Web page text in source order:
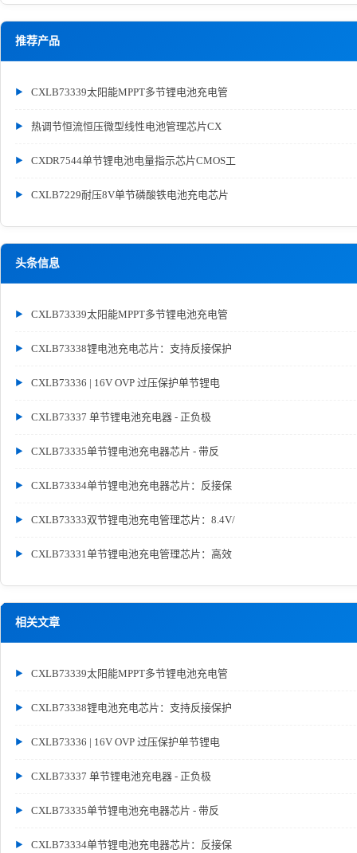
推荐产品
CXLB73339太阳能MPPT多节锂电池充电管
热调节恒流恒压微型线性电池管理芯片CX
CXDR7544单节锂电池电量指示芯片CMOS工
CXLB7229耐压8V单节磷酸铁电池充电芯片
头条信息
CXLB73339太阳能MPPT多节锂电池充电管
CXLB73338锂电池充电芯片：支持反接保护
CXLB73336 | 16V OVP 过压保护单节锂电
CXLB73337 单节锂电池充电器 - 正负极
CXLB73335单节锂电池充电器芯片 - 带反
CXLB73334单节锂电池充电器芯片：反接保
CXLB73333双节锂电池充电管理芯片：8.4V/
CXLB73331单节锂电池充电管理芯片：高效
相关文章
CXLB73339太阳能MPPT多节锂电池充电管
CXLB73338锂电池充电芯片：支持反接保护
CXLB73336 | 16V OVP 过压保护单节锂电
CXLB73337 单节锂电池充电器 - 正负极
CXLB73335单节锂电池充电器芯片 - 带反
CXLB73334单节锂电池充电器芯片：反接保